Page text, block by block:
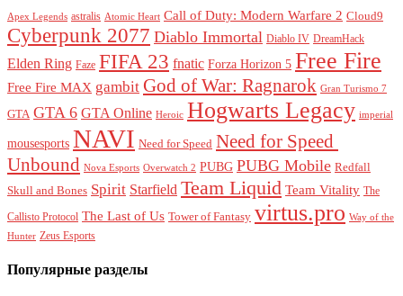
Apex Legends astralis Atomic Heart Call of Duty: Modern Warfare 2 Cloud9
Cyberpunk 2077 Diablo Immortal Diablo IV DreamHack
Elden Ring Faze FIFA 23 fnatic Forza Horizon 5 Free Fire
Free Fire MAX gambit God of War: Ragnarok Gran Turismo 7
GTA GTA 6 GTA Online Heroic Hogwarts Legacy imperial
mousesports NAVI Need for Speed Need for Speed ​​
Unbound Nova Esports Overwatch 2 PUBG PUBG Mobile Redfall
Skull and Bones Spirit Starfield Team Liquid Team Vitality The
Callisto Protocol The Last of Us Tower of Fantasy virtus.pro Way of the
Hunter Zeus Esports
Популярные разделы